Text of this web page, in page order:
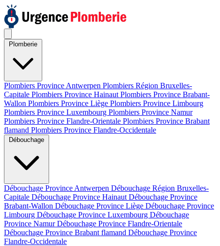
Plombiers Province Antwerpen Plombiers Région Bruxelles-
Capitale Plombiers Province Hainaut Plombiers Province Brabant-
Wallon Plombiers Province Liège Plombiers Province Limbourg
Plombiers Province Luxembourg Plombiers Province Namur
Plombiers Province Flandre-Orientale Plombiers Province Brabant
flamand Plombiers Province Flandre-Occidentale
Débouchage Province Antwerpen Débouchage Région Bruxelles-
Capitale Débouchage Province Hainaut Débouchage Province
Brabant-Wallon Débouchage Province Liège Débouchage Province
Limbourg Débouchage Province Luxembourg Débouchage
Province NamurDébouchage Province Flandre-Orientale
Débouchage Province Brabant flamand Débouchage Province
Flandre-Occidentale